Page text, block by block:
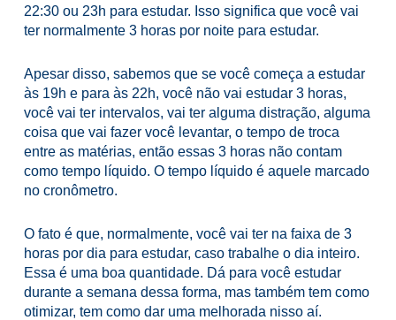
22:30 ou 23h para estudar. Isso significa que você vai
ter normalmente 3 horas por noite para estudar.
Apesar disso, sabemos que se você começa a estudar
às 19h e para às 22h, você não vai estudar 3 horas,
você vai ter intervalos, vai ter alguma distração, alguma
coisa que vai fazer você levantar, o tempo de troca
entre as matérias, então essas 3 horas não contam
como tempo líquido. O tempo líquido é aquele marcado
no cronômetro.
O fato é que, normalmente, você vai ter na faixa de 3
horas por dia para estudar, caso trabalhe o dia inteiro.
Essa é uma boa quantidade. Dá para você estudar
durante a semana dessa forma, mas também tem como
otimizar, tem como dar uma melhorada nisso aí.